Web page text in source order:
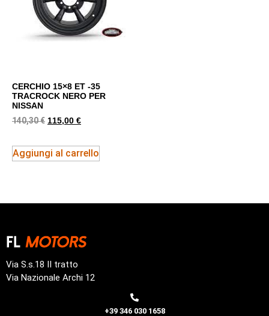
CERCHIO 15×8 ET -35
TRACROCK NERO PER
NISSAN
140,30€ 115,00 €
Aggiungi al carrello
Via S.s.18 II tratto
Via Nazionale Archi 12
+39 346 030 1658